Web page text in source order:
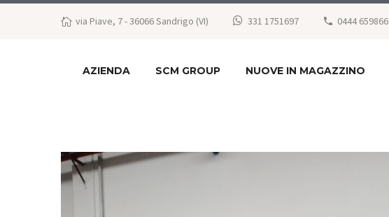
via Piave, 7 - 36066 Sandrigo (VI) 331 1751697 0444 659866
AZIENDA SCM GROUP NUOVE IN MAGAZZINO